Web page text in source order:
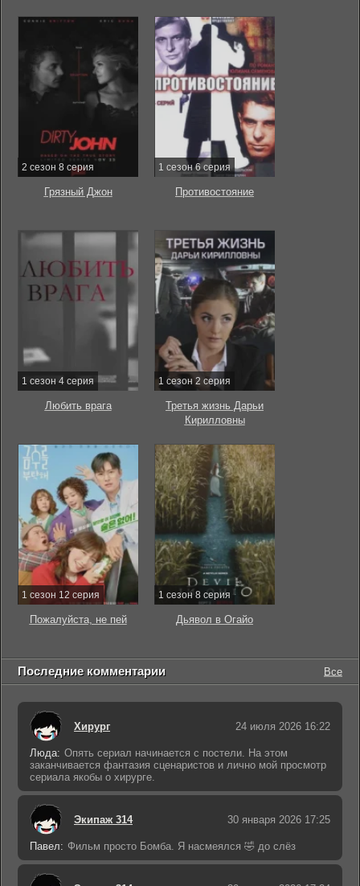
2 сезон 8 серия
Грязный Джон
1 сезон 6 серия
Противостояние
1 сезон 4 серия
Любить врага
1 сезон 2 серия
Третья жизнь Дарьи
Кирилловны
1 сезон 12 серия
Пожалуйста, не пей
1 сезон 8 серия
Дьявол в Огайо
Последние комментарии Все
Хирург 24 июля 2026 16:22
Люда: Опять сериал начинается с постели. На этом
заканчивается фантазия сценаристов и лично мой просмотр
сериала якобы о хирурге.
Экипаж 314 30 января 2026 17:25
Павел: Фильм просто Бомба. Я насмеялся 🤣 до слёз